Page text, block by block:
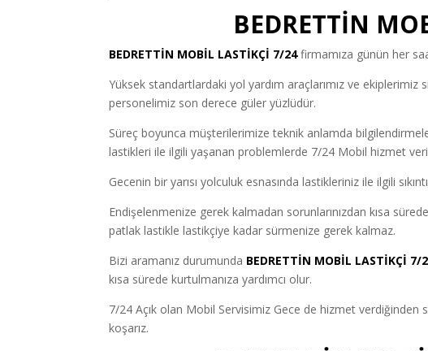
BEDRETTİN
BEDRETTİN MOBİL LASTİKÇİ 7/24firmamıza günün her
Yüksek standartlardaki yol yardım araçlarımız ve ekiplerimiz
personelimiz son derece güler yüzlüdür.
Süreç boyunca müşterilerimize teknik anlamda
lastikleri ile ilgili yaşanan problemlerde 7/24 Mobil hizmet
Gecenin bir yarısı yolculuk esnasında lastikleriniz ile ilgili
Endişelenmenize gerek kalmadan sorunlarınızdan kısa
patlak lastikle lastikçiye kadar sürmenize gerek kalmaz.
Bizi aramanız durumunda BEDRETTİN MOBİL LASTİKÇİ 7/
kısa sürede kurtulmanıza yardımcı olur.
7/24 Açık olan Mobil Servisimiz Gece de hizmet verdiğinden
koşarız.